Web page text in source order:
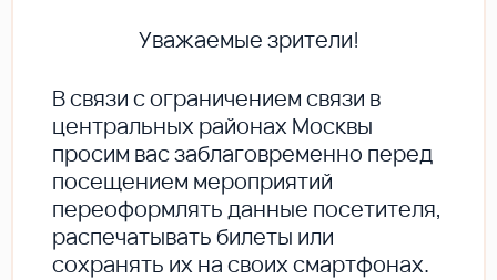
Уважаемые зрители!
В cвязи с ограничением связи в
центральных районах Москвы
просим вас заблаговременно перед
посещением мероприятий
переоформлять данные посетителя,
распечатывать билеты или
сохранять их на своих смартфонах.